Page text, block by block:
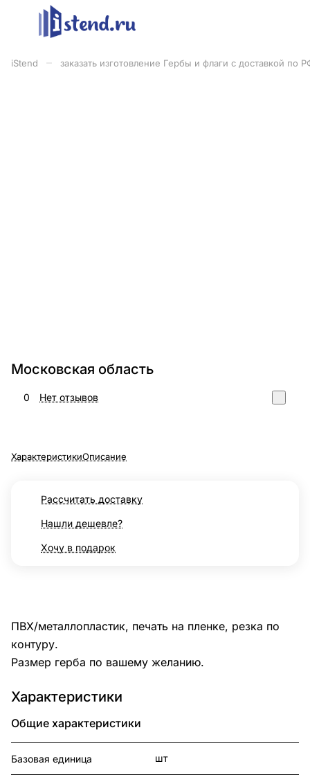
iStend заказать изготовление Гербы и флаги с доставкой по
Московская область
0 Нет отзывов
ХарактеристикиОписание
Рассчитать доставку
Нашли дешевле?
Хочу в подарок
ПВХ/металлопластик, печать на пленке, резка по
контуру.
Размер герба по вашему желанию.
Характеристики
Общие характеристики
Базовая единица шт